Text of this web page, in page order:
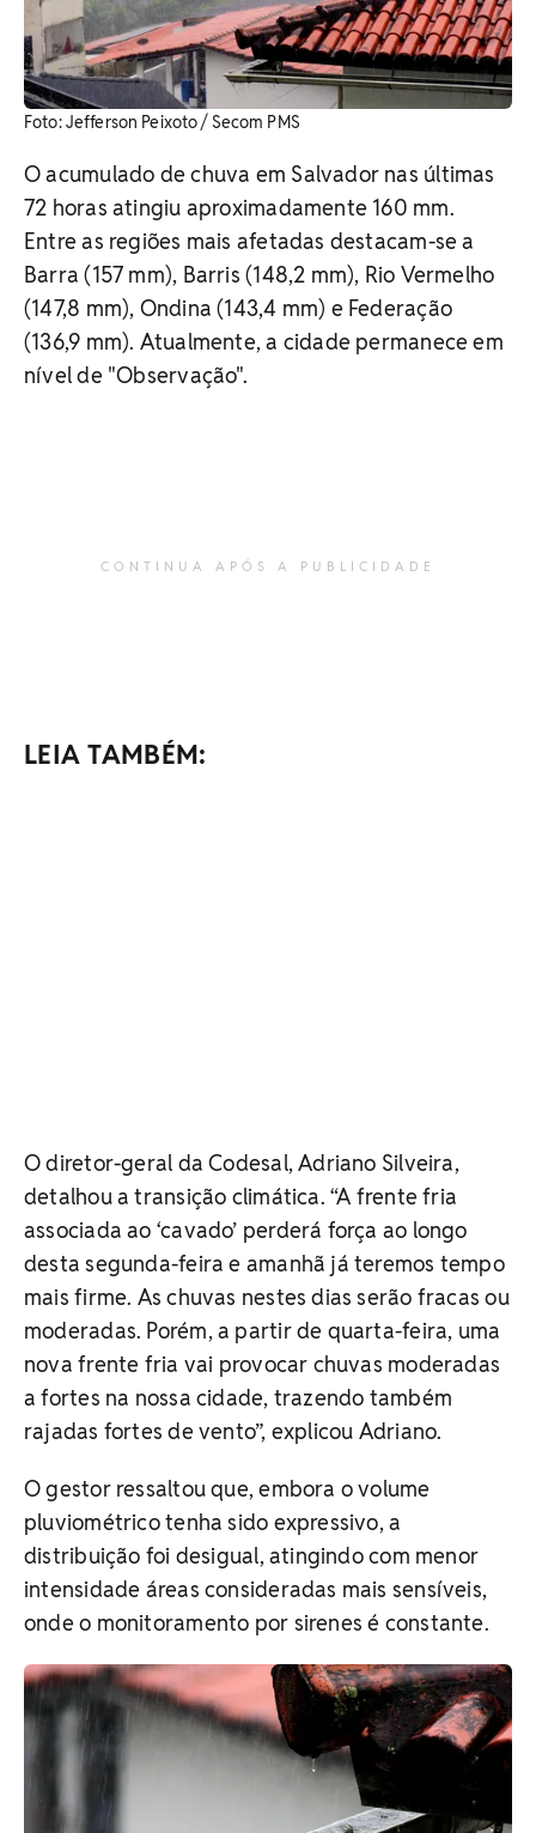
Foto: Jefferson Peixoto / Secom PMS
O acumulado de chuva em Salvador nas últimas
72 horas atingiu aproximadamente 160 mm.
Entre as regiões mais afetadas destacam-se a
Barra (157 mm), Barris (148,2 mm), Rio Vermelho
(147,8 mm), Ondina (143,4 mm) e Federação
(136,9 mm). Atualmente, a cidade permanece em
nível de "Observação".
CONTINUA APÓS A PUBLICIDADE
LEIA TAMBÉM:
O diretor-geral da Codesal, Adriano Silveira,
detalhou a transição climática.“A frente fria
associada ao ‘cavado’ perderá força ao longo
desta segunda-feira e amanhã já teremos tempo
mais firme. As chuvas nestes dias serão fracas ou
moderadas. Porém, a partir de quarta-feira, uma
nova frente fria vai provocar chuvas moderadas
a fortes na nossa cidade, trazendo também
rajadas fortes de vento”, explicou Adriano.
O gestor ressaltou que, embora o volume
pluviométrico tenha sido expressivo, a
distribuição foi desigual, atingindo com menor
intensidade áreas consideradas mais sensíveis,
onde o monitoramento por sirenes é constante.